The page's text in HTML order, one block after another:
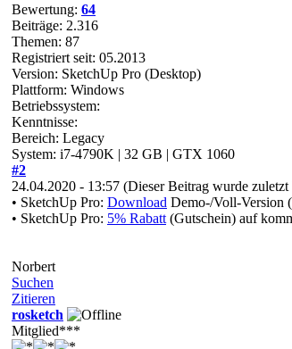
Bewertung: 64
Beiträge: 2.316
Themen: 87
Registriert seit: 05.2013
Version: SketchUp Pro (Desktop)
Plattform: Windows
Betriebssystem:
Kenntnisse:
Bereich: Legacy
System: i7-4790K | 32 GB | GTX 1060
#2
24.04.2020 - 13:57 (Dieser Beitrag wurde
• SketchUp Pro: Download Demo-/Voll-Version
• SketchUp Pro: 5% Rabatt (Gutschein) auf
Norbert
Suchen
Zitieren
rosketch
Mitglied***